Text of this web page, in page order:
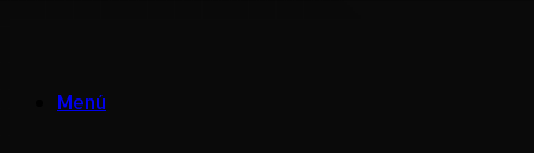
Menú